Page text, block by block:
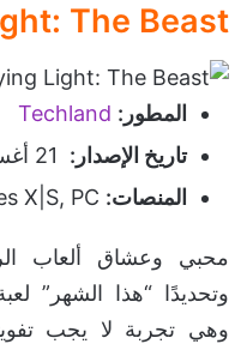
The Beast
المطور: Techland
تاريخ الإصدار:
المنصات:
محبي وعشاق ألعاب
وهي تجربة لا يجب